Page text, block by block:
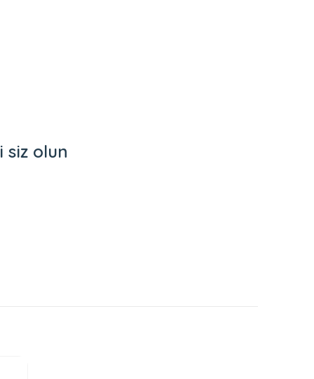
siz olun